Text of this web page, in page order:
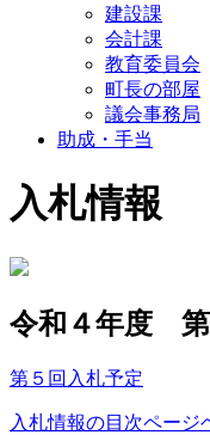
建設課
会計課
教育委員会
町長の部屋
議会事務局
助成・手当
入札情報
令和４年度 第
第５回入札予定
入札情報の目次ページ